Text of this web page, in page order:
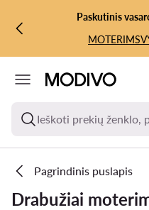
PEREITI PRIE
PEREITI Į PAIEŠKĄ
Paskutinis
MOTERIMS
Ieškoti prekių ženklo,
Pagrindinis puslapis
Drabužiai